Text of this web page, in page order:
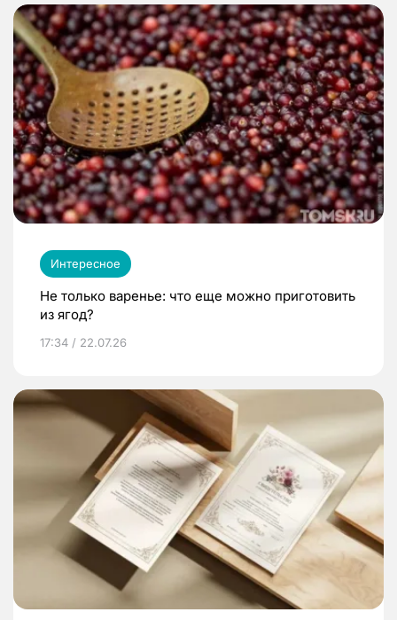
Интересное
Не только варенье: что еще можно приготовить
из ягод?
17:34 / 22.07.26